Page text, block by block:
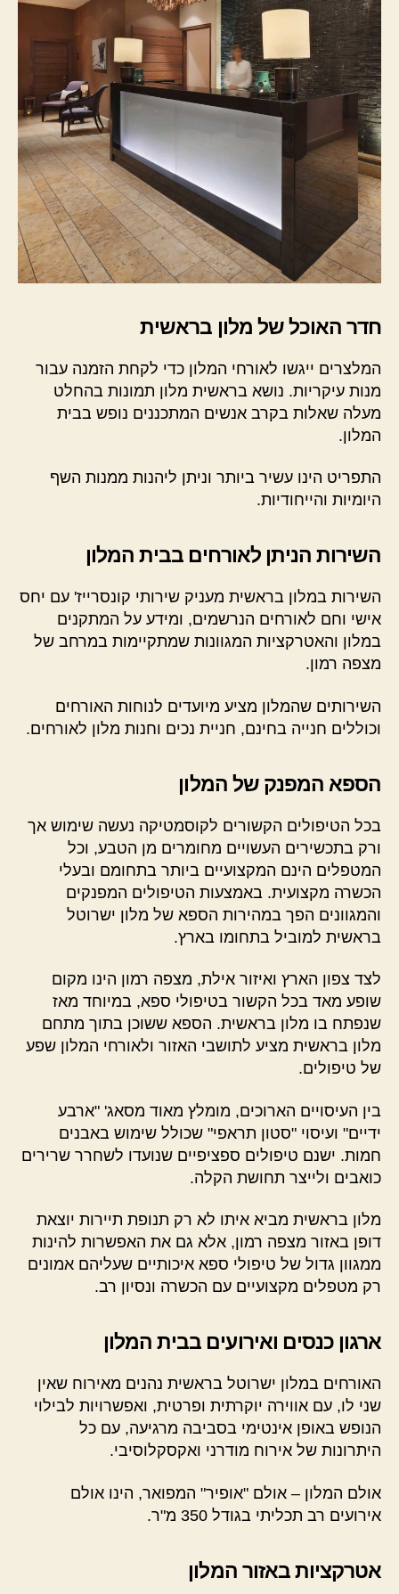
חדר האוכל של מלון בראשית
המלצרים ייגשו לאורחי המלון כדי לקחת הזמנה עבור
מנות עיקריות. נושא בראשית מלון תמונות בהחלט
מעלה שאלות בקרב אנשים המתכננים נופש בבית
המלון.
התפריט הינו עשיר ביותר וניתן ליהנות ממנות השף
היומיות והייחודיות.
השירות הניתן לאורחים בבית המלון
השירות במלון בראשית מעניק שירותי קונסרייז' עם יחס
אישי וחם לאורחים הנרשמים, ומידע על המתקנים
במלון והאטרקציות המגוונות שמתקיימות במרחב של
מצפה רמון.
השירותים שהמלון מציע מיועדים לנוחות האורחים
וכוללים חנייה בחינם, חניית נכים וחנות מלון לאורחים.
הספא המפנק של המלון
בכל הטיפולים הקשורים לקוסמטיקה נעשה שימוש אך
ורק בתכשירים העשויים מחומרים מן הטבע, וכל
המטפלים הינם המקצועיים ביותר בתחומם ובעלי
הכשרה מקצועית. באמצעות הטיפולים המפנקים
והמגוונים הפך במהירות הספא של מלון ישרוטל
בראשית למוביל בתחומו בארץ.
לצד צפון הארץ ואיזור אילת, מצפה רמון הינו מקום
שופע מאד בכל הקשור בטיפולי ספא, במיוחד מאז
שנפתח בו מלון בראשית. הספא ששוכן בתוך מתחם
מלון בראשית מציע לתושבי האזור ולאורחי המלון שפע
של טיפולים.
בין העיסויים הארוכים, מומלץ מאוד מסאג' "ארבע
ידיים" ועיסוי "סטון תראפי" שכולל שימוש באבנים
חמות. ישנם טיפולים ספציפיים שנועדו לשחרר שרירים
כואבים ולייצר תחושת הקלה.
מלון בראשית מביא איתו לא רק תנופת תיירות יוצאת
דופן באזור מצפה רמון, אלא גם את האפשרות להינות
ממגוון גדול של טיפולי ספא איכותיים שעליהם אמונים
רק מטפלים מקצועיים עם הכשרה ונסיון רב.
ארגון כנסים ואירועים בבית המלון
האורחים במלון ישרוטל בראשית נהנים מאירוח שאין
שני לו, עם אווירה יוקרתית ופרטית, ואפשרויות לבילוי
הנופש באופן אינטימי בסביבה מרגיעה, עם כל
היתרונות של אירוח מודרני ואקסקלוסיבי.
אולם המלון – אולם "אופיר" המפואר, הינו אולם
אירועים רב תכליתי בגודל 350 מ"ר.
אטרקציות באזור המלון